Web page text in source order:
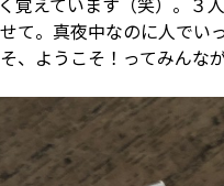
て。真夜中なのに人でい
、ようこそ！ってみんな